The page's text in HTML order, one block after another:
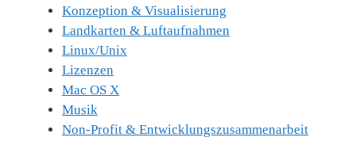
Konzeption & Visualisierung
Landkarten & Luftaufnahmen
Linux/Unix
Lizenzen
Mac OS X
Musik
Non-Profit & Entwicklungszusammenarbeit